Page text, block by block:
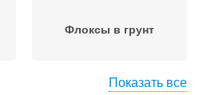
Флоксы в грунт
Показать все